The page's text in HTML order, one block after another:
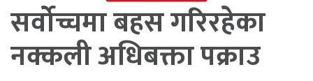
सर्वोच्चमा बहस गरिरहेका
नक्कली अधिबक्ता पक्राउ